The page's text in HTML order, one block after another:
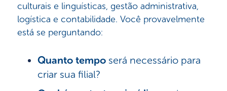
culturais e linguísticas, gestão administrativa,
logística e contabilidade. Você provavelmente
está se perguntando:
Quanto temposerá necessário para
criar sua filial?